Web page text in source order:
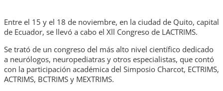
Entre el 15 y el 18 de noviembre, en la ciudad de Quito, capital
de Ecuador, se llevó a cabo el Xll Congreso de LACTRIMS.
Se trató de un congreso del más alto nivel científico dedicado
a neurólogos, neuropediatras y otros especialistas, que contó
con la participación académica del Simposio Charcot, ECTRIMS,
ACTRIMS, BCTRIMS y MEXTRIMS.